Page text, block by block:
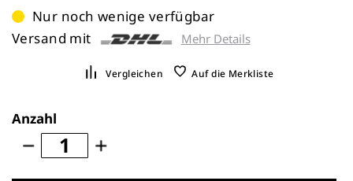
Nur noch wenige verfügbar
Versand mit
Mehr Details
Vergleichen Auf die Merkliste
Anzahl